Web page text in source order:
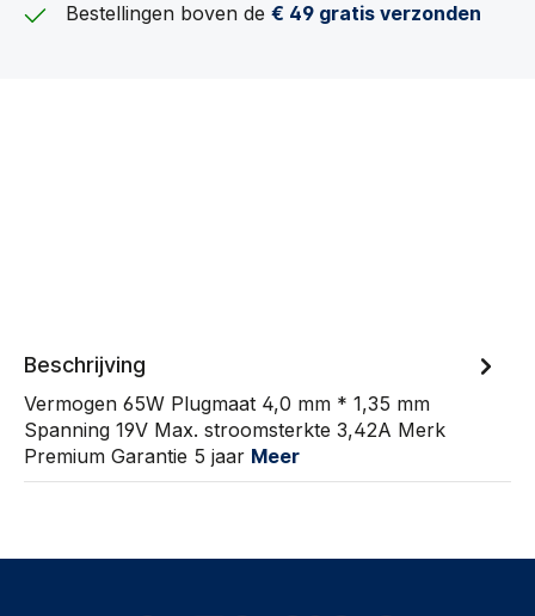
Bestellingen boven de€ 49 gratis verzonden
Beschrijving
Vermogen 65W Plugmaat 4,0 mm * 1,35 mm
Spanning 19V Max. stroomsterkte 3,42A Merk
Premium Garantie 5 jaar Meer